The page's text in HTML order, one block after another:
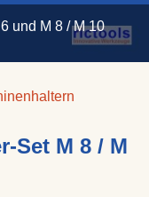
und M 8 / M 10
Set M 8 / M